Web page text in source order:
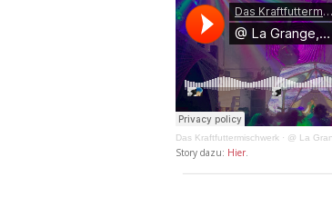
Das Kraftfuttermischwerk · @ La
Story dazu: Hier.